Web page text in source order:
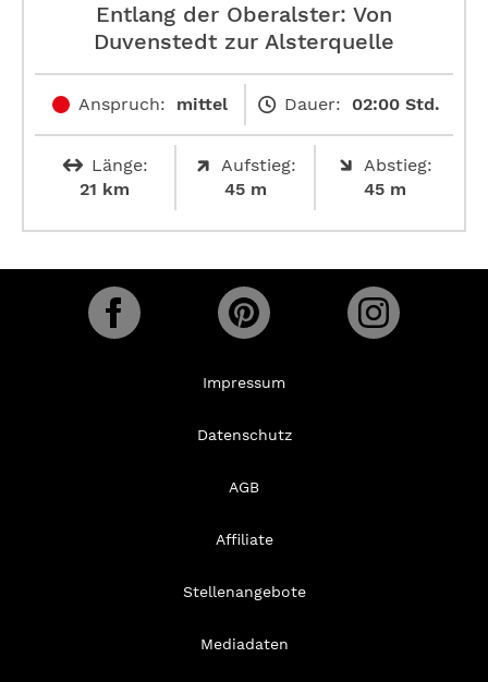
Entlang der Oberalster: Von
Duvenstedt zur Alsterquelle
Anspruch: mittel Dauer: 02:00 Std.
Länge:
21 km
Aufstieg:
45 m
Abstieg:
45 m
Impressum
Datenschutz
AGB
Affiliate
Stellenangebote
Mediadaten